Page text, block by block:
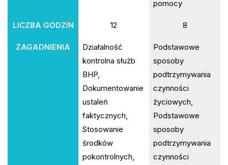
pomocy
LICZBA GODZIN 12 8
ZAGADNIENIA
Działalność
kontrolna służb
BHP,
Dokumentowanie
ustaleń
faktycznych,
Stosowanie
środków
pokontrolnych,
Podstawowe
sposoby
podtrzymywania
czynności
życiowych,
Podstawowe
sposoby
podtrzymywania
czynności